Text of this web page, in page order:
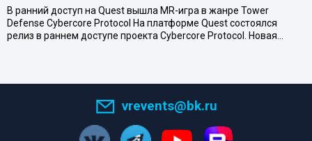
В ранний доступ на Quest вышла MR-игра в жанре Tower
Defense Cybercore Protocol На платформе Quest состоялся
релиз в раннем доступе проекта Cybercore Protocol. Новая…
vrevents@bk.ru